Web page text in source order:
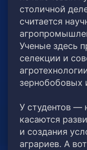
столичной
считается
Ученые здесь
селекции и
зернобобовых
У студентов —
касаются
и создания
аграриев. А